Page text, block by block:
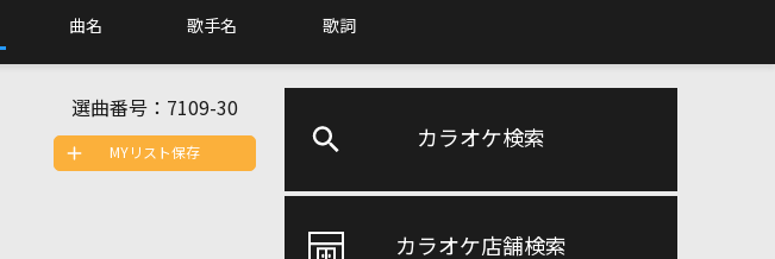
曲名 歌手名 歌詞
カラオケ検索
カラオケ店舗検索
選曲番号： 7109-30
MYリスト保存